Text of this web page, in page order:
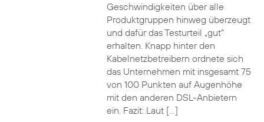
Geschwindigkeiten über alle
Produktgruppen hinweg überzeugt
und dafür das Testurteil „gut“
erhalten. Knapp hinter den
Kabelnetzbetreibern ordnete sich
das Unternehmen mit insgesamt 75
von 100 Punkten auf Augenhöhe
mit den anderen DSL-Anbietern
ein. Fazit: Laut […]